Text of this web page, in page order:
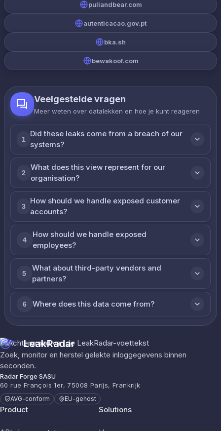
pullandbear.com
autenticacao.gov.pt
bka.sh
bewakoof.com
Veelgestelde vragen
Meer weten over datalekken en hoe je kunt reageren
1
Did these leaks come from a breach of our
systems?
2
What does this view represent for our
organisation?
3
How should we handle exposed customer
accounts?
4
How should we handle exposed
employees?
5
What about third-party vendors and
partners?
6 Where does this data come from?
LeakRadar
Zoek, monitor en herstel gelekte inloggegevens binnen
seconden.
Radar Forge SASU
60 rue François 1er, 75008 Parijs, Frankrijk
AVG-conform EU-gehost
Product Solutions